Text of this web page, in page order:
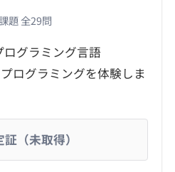
題 全29問
グラミング言語
ログラミングを体験しま
（未取得）